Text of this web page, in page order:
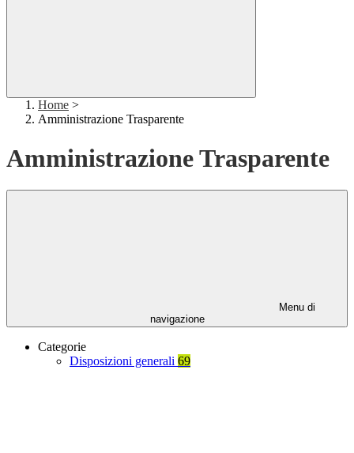
Home >
Amministrazione Trasparente
Amministrazione Trasparente
Menu di
navigazione
Categorie
Disposizioni generali 69